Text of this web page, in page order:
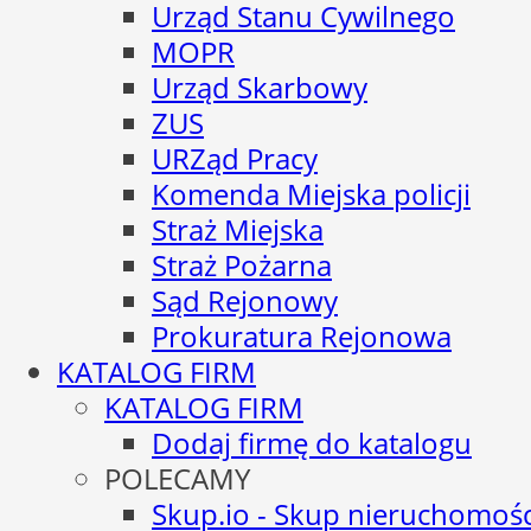
Urząd Stanu Cywilnego
MOPR
Urząd Skarbowy
ZUS
URZąd Pracy
Komenda Miejska policji
Straż Miejska
Straż Pożarna
Sąd Rejonowy
Prokuratura Rejonowa
KATALOG FIRM
KATALOG FIRM
Dodaj firmę do katalogu
POLECAMY
Skup.io - Skup